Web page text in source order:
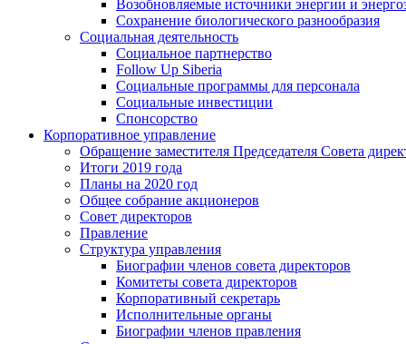
Возобновляемые источники энергии и
Сохранение биологического разнообразия
Социальная деятельность
Социальное партнерство
Follow Up Siberia
Социальные программы для персонала
Социальные инвестиции
Спонсорство
Корпоративное управление
Обращение заместителя Председателя Совета
Итоги 2019 года
Планы на 2020 год
Общее собрание акционеров
Совет директоров
Правление
Структура управления
Биографии членов совета директоров
Комитеты совета директоров
Корпоративный секретарь
Исполнительные органы
Биографии членов правления